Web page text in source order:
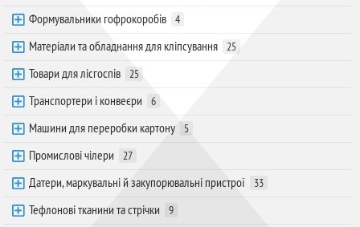
Формувальники гофрокоробів 4
Матеріали та обладнання для кліпсування 25
Товари для лісгоспів 25
Транспортери і конвеєри 6
Машини для переробки картону 5
Промислові чілери 27
Датери, маркувальні й закупорювальні пристрої 33
Тефлонові тканини та стрічки 9